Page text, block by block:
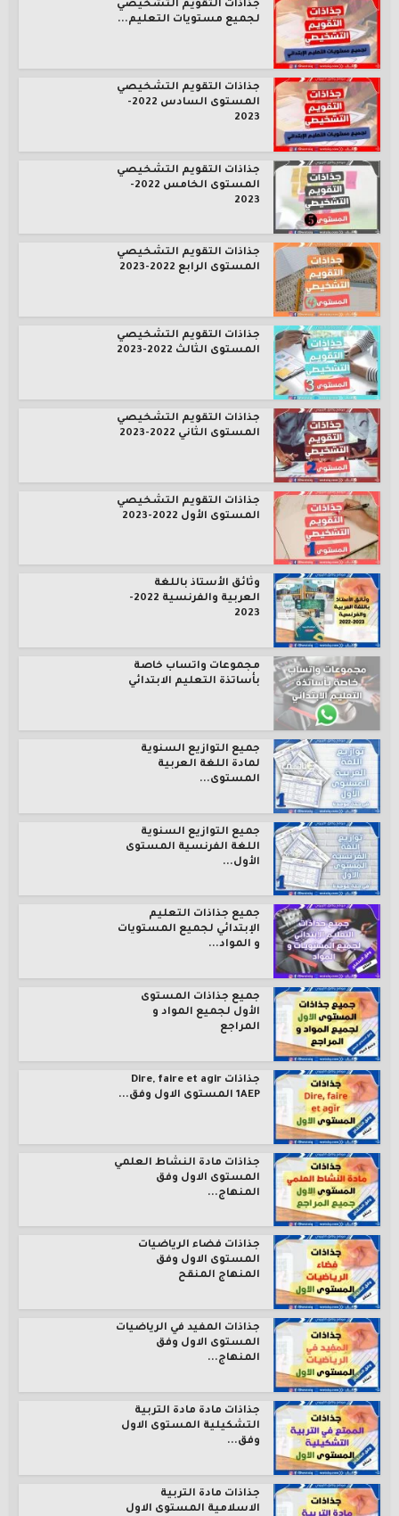
جذاذات التقويم التشخيصي
لجميع مستويات التعليم...
جذاذات التقويم التشخيصي
المستوى السادس 2022-
2023
جذاذات التقويم التشخيصي
المستوى الخامس 2022-
2023
جذاذات التقويم التشخيصي
المستوى الرابع 2022-2023
جذاذات التقويم التشخيصي
المستوى الثالث 2022-2023
جذاذات التقويم التشخيصي
المستوى الثاني 2022-2023
جذاذات التقويم التشخيصي
المستوى الأول 2022-2023
وثائق الأستاذ باللغة
العربية والفرنسية 2022-
2023
مجموعات واتساب خاصة
بأساتذة التعليم الابتدائي
جميع التوازيع السنوية
لمادة اللغة العربية
المستوى...
جميع التوازيع السنوية
اللغة الفرنسية المستوى
الأول...
جميع جذاذات التعليم
الإبتدائي لجميع المستويات
و المواد...
جميع جذاذات المستوى
الأول لجميع المواد و
المراجع
جذاذات Dire, faire et agir
1AEP المستوى الاول وفق...
جذاذات مادة النشاط العلمي
المستوى الاول وفق
المنهاج...
جذاذات فضاء الرياضيات
المستوى الاول وفق
المنهاج المنقح
جذاذات المفيد في الرياضيات
المستوى الاول وفق
المنهاج...
جذاذات مادة مادة التربية
التشكيلية المستوى الاول
وفق...
جذاذات مادة التربية
الاسلامية المستوى الاول